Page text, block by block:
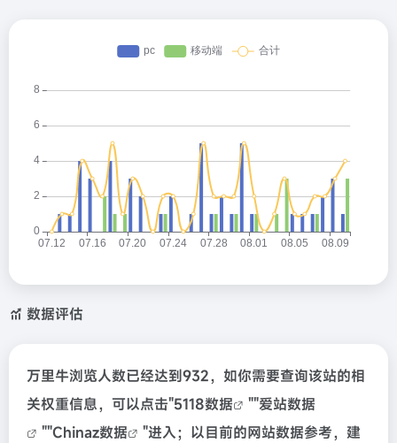
数据评估
万里牛浏览人数已经达到932，如你需要查询该站的相
关权重信息，可以点击"5118数据 ""爱站数据
""Chinaz数据
"进入；以目前的网站数据参考，建